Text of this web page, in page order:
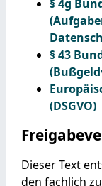
§ 4g
§ 43
(DSGVO)
Dieser Text
den fachlich